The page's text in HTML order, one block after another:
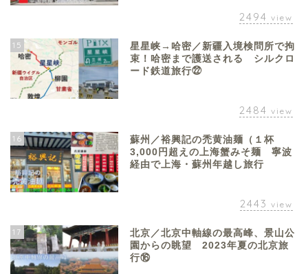
2494 view
15
星星峡→哈密／新疆入境検問所で拘
束！哈密まで護送される シルクロ
ード鉄道旅行㉒
2484 view
16
蘇州／裕興記の禿黄油麺（１杯
3,000円超えの上海蟹みそ麺 寧波
経由で上海・蘇州年越し旅行
2443 view
17
北京／北京中軸線の最高峰、景山公
園からの眺望 2023年夏の北京旅
行⑯